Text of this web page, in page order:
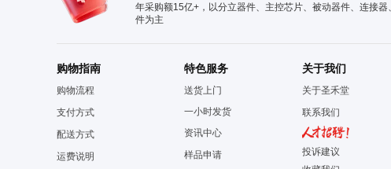
年采购额15亿+，以分立器件、主控芯片、被动器件、连接器
件为主
购物指南
购物流程
支付方式
配送方式
运费说明
特色服务
送货上门
一小时发货
资讯中心
样品申请
关于我们
关于圣禾堂
联系我们
投诉建议